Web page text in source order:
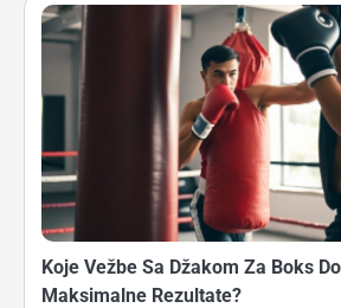
Koje Vežbe Sa Džakom Za Boks
Maksimalne Rezultate?